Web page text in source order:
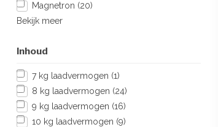
Magnetron (20)
Bekijk meer
Inhoud
7 kg laadvermogen (1)
8 kg laadvermogen (24)
9 kg laadvermogen (16)
10 kg laadvermogen (9)